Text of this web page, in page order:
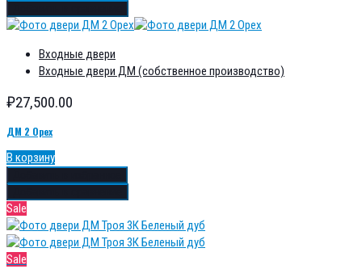
Входные двери
Входные двери ДМ (собственное производство)
₽27,500.00
ДМ 2 Орех
В корзину
Sale
Sale